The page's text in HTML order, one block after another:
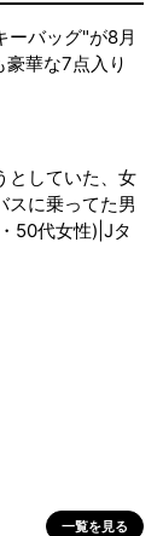
ーバッグ"が8月
華な7点入り
としていた、女
スに乗ってた男
50代女性)|Jタ
一覧を見る